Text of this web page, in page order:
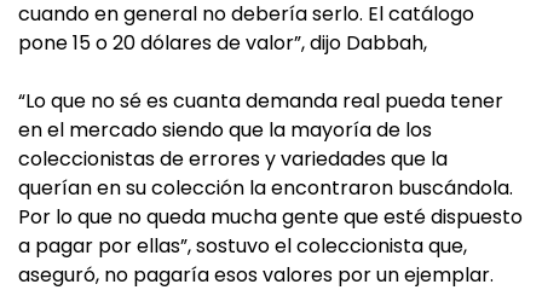
cuando en general no debería serlo. El catálogo
pone 15 o 20 dólares de valor”, dijo Dabbah,
“Lo que no sé es cuanta demanda real pueda tener
en el mercado siendo que la mayoría de los
coleccionistas de errores y variedades que la
querían en su colección la encontraron buscándola.
Por lo que no queda mucha gente que esté dispuesto
a pagar por ellas”, sostuvo el coleccionista que,
aseguró, no pagaría esos valores por un ejemplar.